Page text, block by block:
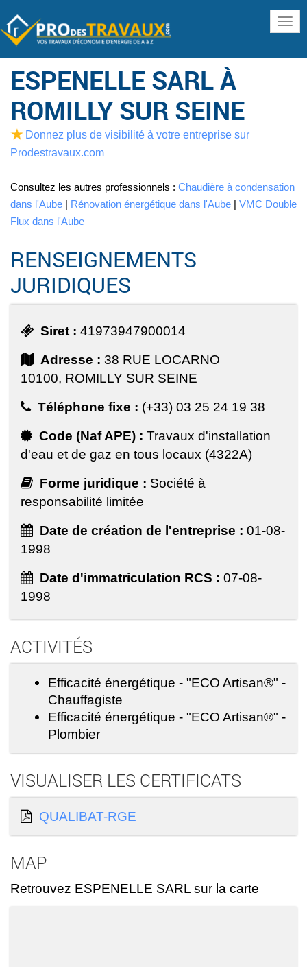
ESPENELLE SARL À
ROMILLY SUR SEINE
Donnez plus de visibilité à votre entreprise sur
Prodestravaux.com
Consultez les autres professionnels : Chaudière à condensation
dans l'Aube | Rénovation énergétique dans l'Aube | VMC Double
Flux dans l'Aube
RENSEIGNEMENTS
JURIDIQUES
Siret : 41973947900014
Adresse : 38 RUE LOCARNO
10100, ROMILLY SUR SEINE
Téléphone fixe : (+33) 03 25 24 19 38
Code (Naf APE) : Travaux d'installation
d'eau et de gaz en tous locaux (4322A)
Forme juridique : Société à
responsabilité limitée
Date de création de l'entreprise : 01-08-
1998
Date d'immatriculation RCS : 07-08-
1998
ACTIVITÉS
Efficacité énergétique - "ECO Artisan®" -
Chauffagiste
Efficacité énergétique - "ECO Artisan®" -
Plombier
VISUALISER LES CERTIFICATS
QUALIBAT-RGE
MAP
Retrouvez ESPENELLE SARL sur la carte